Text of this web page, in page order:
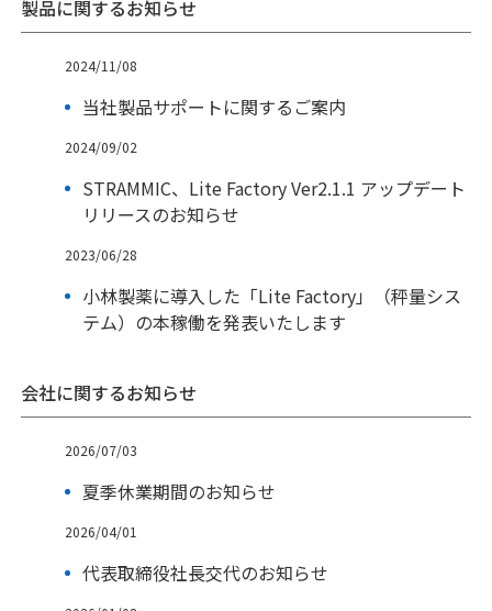
製品に関するお知らせ
2024/11/08
当社製品サポートに関するご案内
2024/09/02
STRAMMIC、Lite Factory Ver2.1.1 アップデート
リリースのお知らせ
2023/06/28
小林製薬に導入した「Lite Factory」（秤量シス
テム）の本稼働を発表いたします
会社に関するお知らせ
2026/07/03
夏季休業期間のお知らせ
2026/04/01
代表取締役社長交代のお知らせ